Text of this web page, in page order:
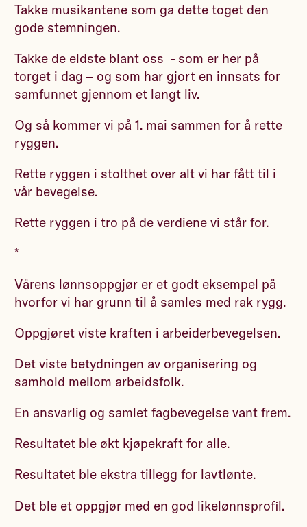
Takke musikantene som ga dette toget den
gode stemningen.
Takke de eldste blant oss - som er her på
torget i dag – og som har gjort en innsats for
samfunnet gjennom et langt liv.
Og så kommer vi på 1. mai sammen for å rette
ryggen.
Rette ryggen i stolthet over alt vi har fått til i
vår bevegelse.
Rette ryggen i tro på de verdiene vi står for.
*
Vårens lønnsoppgjør er et godt eksempel på
hvorfor vi har grunn til å samles med rak rygg.
Oppgjøret viste kraften i arbeiderbevegelsen.
Det viste betydningen av organisering og
samhold mellom arbeidsfolk.
En ansvarlig og samlet fagbevegelse vant frem.
Resultatet ble økt kjøpekraft for alle.
Resultatet ble ekstra tillegg for lavtlønte.
Det ble et oppgjør med en god likelønnsprofil.